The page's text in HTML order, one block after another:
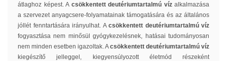
átlaghoz képest. A csökkentett deutériumtartalmú vízalkalmazása
a szervezet anyagcsere-folyamatainak támogatására és az általános
jóllét fenntartására irányulhat. A csökkentett deutériumtartalmú víz
fogyasztása nem minősül gyógykezelésnek, hatásai tudományosan
nem minden esetben igazoltak. Acsökkentett deutériumtartalmú víz
kiegészítő jelleggel, kiegyensúlyozott életmód részeként